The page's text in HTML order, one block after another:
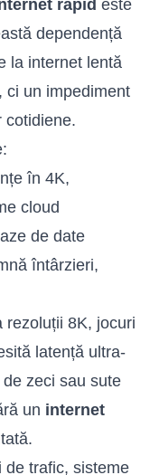
rapid este
dependență
la internet lentă
ci un impediment
cotidiene.
în 4K,
cloud
de date
întârzieri,
rezoluții 8K, jocuri
latență ultra-
zeci sau sute
un internet
de trafic, sisteme